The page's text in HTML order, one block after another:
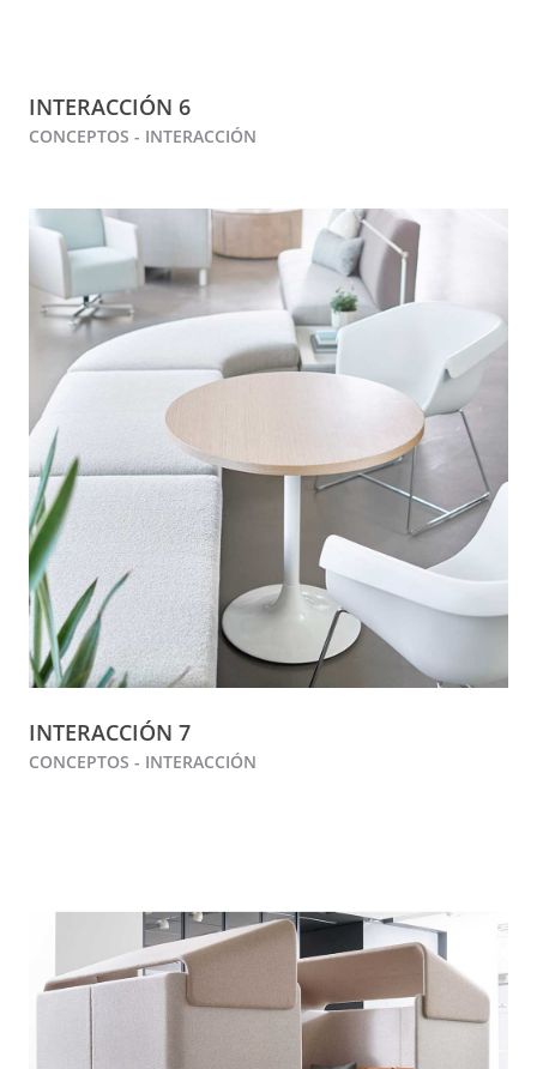
INTERACCIÓN 6
CONCEPTOS - INTERACCIÓN
INTERACCIÓN 7
CONCEPTOS - INTERACCIÓN